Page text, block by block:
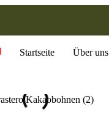
Startseite Über uns